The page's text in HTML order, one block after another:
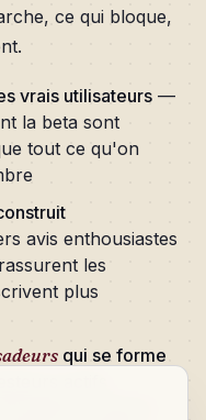
ce qui bloque,
vrais utilisateurs —
la beta sont
tout ce qu'on
avis enthousiastes
les
plus
qui se forme
auprès